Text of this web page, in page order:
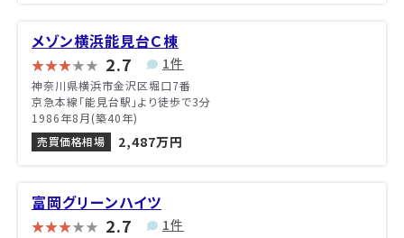
メゾン横浜能見台Ｃ棟
2.7 1件
神奈川県横浜市金沢区堀口7番
京急本線「能見台駅」より徒歩で3分
1986年8月(築40年)
売買価格相場
2,487万円
富岡グリーンハイツ
2.7 1件